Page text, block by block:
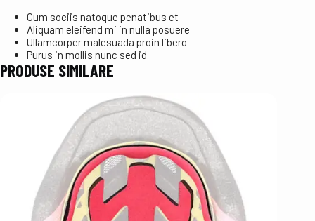
Cum sociis natoque penatibus et
Aliquam eleifend mi in nulla posuere
Ullamcorper malesuada proin libero
Purus in mollis nunc sed id
PRODUSE SIMILARE